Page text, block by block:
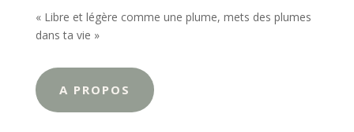
« Libre et légère comme une plume, mets des plumes
dans ta vie »
A PROPOS